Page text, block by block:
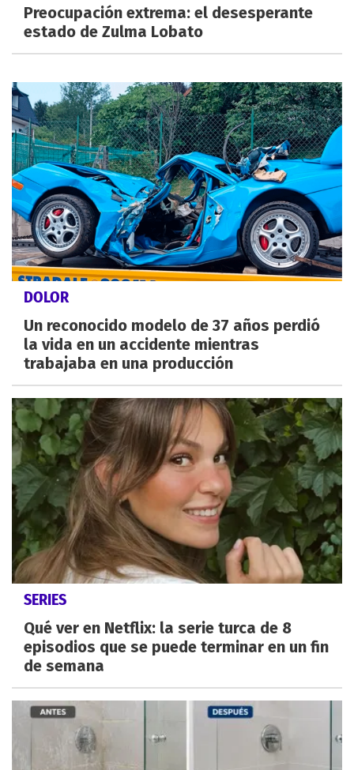
Preocupación extrema: el desesperante
estado de Zulma Lobato
DOLOR
Un reconocido modelo de 37 años perdió
la vida en un accidente mientras
trabajaba en una producción
SERIES
Qué ver en Netflix: la serie turca de 8
episodios que se puede terminar en un fin
de semana